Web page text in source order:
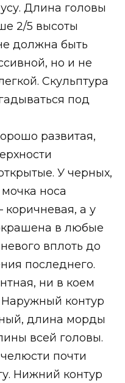
Длина головы
2/5 высоты
должна быть
но и не
Скульптура
под
развитая,
У черных,
носа
а у
в любые
вплоть до
последнего.
ни в коем
Наружный контур
длина морды
всей головы.
почти
Нижний контур